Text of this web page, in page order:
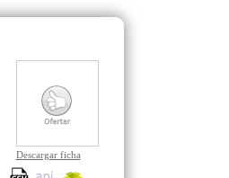
Descargar ficha